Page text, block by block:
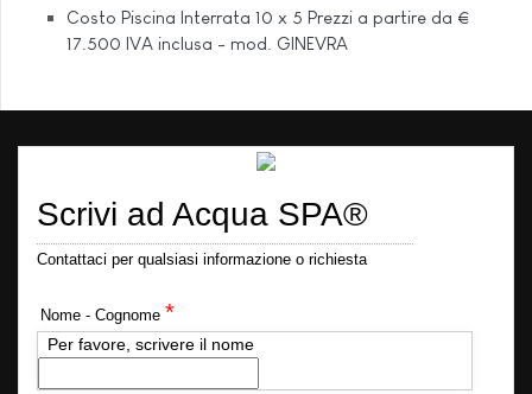
Costo Piscina Interrata 10 x 5 Prezzi a partire da €
17.500 IVA inclusa - mod. GINEVRA
Scrivi ad Acqua SPA®
Contattaci per qualsiasi informazione o richiesta
Nome - Cognome *
Per favore, scrivere il nome